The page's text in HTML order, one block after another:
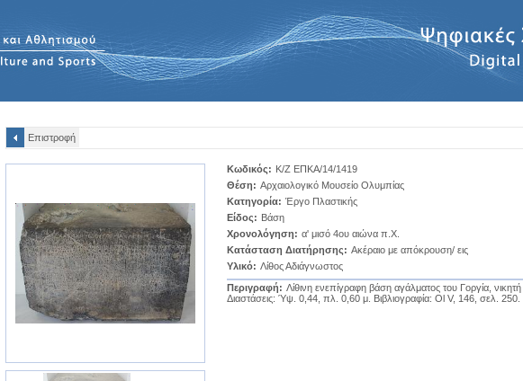
Επιστροφή
Κωδικός: Κ/Ζ ΕΠΚΑ/14/1419
Θέση: Αρχαιολογικό Μουσείο Ολυμπίας
Κατηγορία: Έργο Πλαστικής
Είδος: Βάση
Χρονολόγηση: α' μισό 4ου αιώνα π.Χ.
Κατάσταση Διατήρησης: Ακέραιο με απόκρουση/ εις
Υλικό: Λίθος Αδιάγνωστος
Περιγραφή: Λίθινη ενεπίγραφη βάση αγάλματος του Γοργία,
Διαστάσεις: Ύψ. 0,44, πλ. 0,60 μ. Βιβλιογραφία: Ol V, 146, σελ. 250.